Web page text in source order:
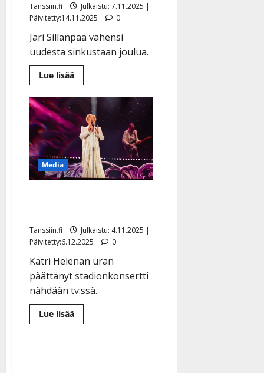
Tanssiin.fi
Julkaistu: 7.11.2025 |
Päivitetty:14.11.2025
0
Jari Sillanpää vähensi
uudesta sinkustaan joulua.
Lue lisääLue
lisää
Jari
Sillanpää
tarjoaa
nyt
lämpöä
ja
lohtua
Media
Tanssiin.fi
Julkaistu: 4.11.2025 |
Päivitetty:6.12.2025
0
Katri Helenan uran
päättänyt stadionkonsertti
nähdään tv:ssä.
Lue lisääLue
lisää